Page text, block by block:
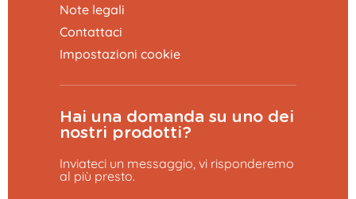
Note legali
Contattaci
Impostazioni cookie
Hai una domanda su uno dei
nostri prodotti?
Inviateci un messaggio, vi risponderemo
al più presto.